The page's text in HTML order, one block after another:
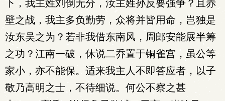
下，我主姓刘倒无分，汝主姓孙反要强争？且赤
壁之战，我主多负勤劳，众将并皆用命，岂独是
汝东吴之为？若非我借东南风，周郎安能展半筹
之功？江南一破，休说二乔置于铜雀宫，虽公等
家小，亦不能保。适来我主人不即答应者，以子
敬乃高明之士，不待细说。何公不察之甚